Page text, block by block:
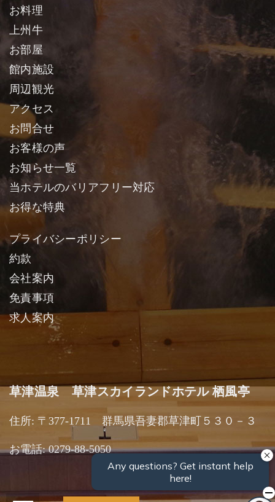
お料理
上州牛
お部屋
館内施設
周辺観光
アクセス
お問合せ
お客様の声
お知らせ一覧
当ホテルのバリアフリー対応
お得な特典
プライバシーポリシー
約款
会社案内
免責事項
求人案内
草津温泉 草津スカイランドホテル 栖風亭
住所: 〒377-1711 群馬県吾妻郡草津町５３０－３
お電話: 0279-88-5050